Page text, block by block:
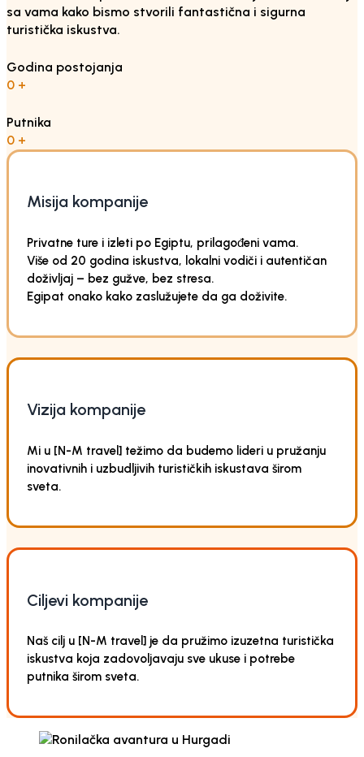
sa vama kako bismo stvorili fantastična i sigurna
turistička iskustva.
Godina postojanja
0 +
Putnika
0 +
Misija kompanije
Privatne ture i izleti po Egiptu, prilagođeni vama.
Više od 20 godina iskustva, lokalni vodiči i autentičan
doživljaj – bez gužve, bez stresa.
Egipat onako kako zaslužujete da ga doživite.
Vizija kompanije
Mi u [N-M travel] težimo da budemo lideri u pružanju
inovativnih i uzbudljivih turističkih iskustava širom
sveta.
Ciljevi kompanije
Naš cilj u [N-M travel] je da pružimo izuzetna turistička
iskustva koja zadovoljavaju sve ukuse i potrebe
putnika širom sveta.